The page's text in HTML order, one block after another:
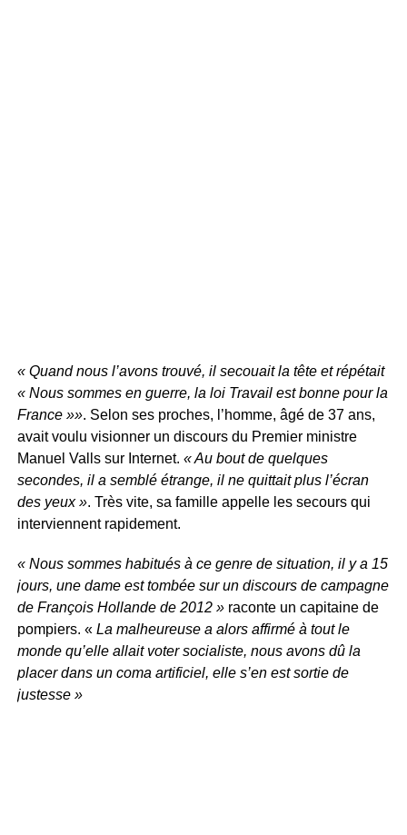
« Quand nous l’avons trouvé, il secouait la tête et répétait
« Nous sommes en guerre, la loi Travail est bonne pour la
France »». Selon ses proches, l’homme, âgé de 37 ans,
avait voulu visionner un discours du Premier ministre
Manuel Valls sur Internet. « Au bout de quelques
secondes, il a semblé étrange, il ne quittait plus l’écran
des yeux ». Très vite, sa famille appelle les secours qui
interviennent rapidement.
« Nous sommes habitués à ce genre de situation, il y a 15
jours, une dame est tombée sur un discours de campagne
de François Hollande de 2012 »raconte un capitaine de
pompiers. «La malheureuse a alors affirmé à tout le
monde qu’elle allait voter socialiste, nous avons dû la
placer dans un coma artificiel, elle s’en est sortie de
justesse »